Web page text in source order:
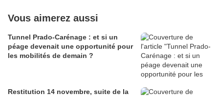
Vous aimerez aussi
Tunnel Prado-Carénage : et si un
péage devenait une opportunité pour
les mobilités de demain ?
Restitution 14 novembre, suite de la